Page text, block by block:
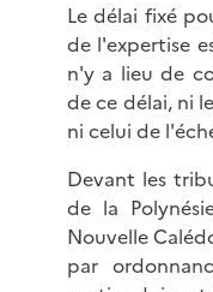
Le délai fixé
de l'expertise
n'y a lieu de
de ce délai, ni
ni celui de
Devant les
de la
Nouvelle
par